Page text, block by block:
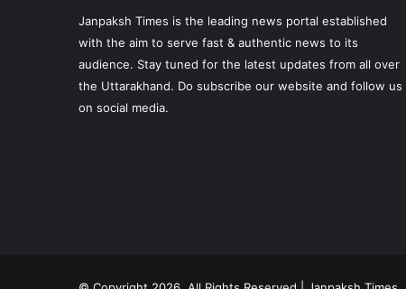
Janpaksh Times is the leading news portal established
with the aim to serve fast & authentic news to its
audience. Stay tuned for the latest updates from all over
the Uttarakhand. Do subscribe our website and follow us
on social media.